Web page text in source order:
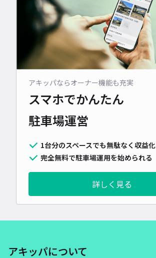
アキッパならオーナー機能も充実
スマホでかんたん
駐車場運営
1台分のスペースでも無駄なく収益化
完全無料で駐車場運用を始められる
詳しく見る
アキッパについて